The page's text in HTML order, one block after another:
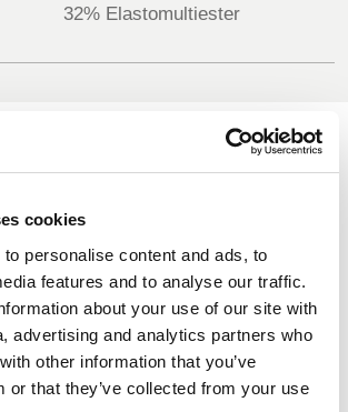
cookies
personalise content and ads, to
features and to analyse our traffic.
about your use of our site with
advertising and analytics partners who
other information that you’ve
or that they’ve collected from your use
REPUBLIC OF
32% Elastomultiester
kontaktieren Sie uns für Informationen
Service einschließlich derjenigen, die
meterage unterliegen können
Vis Orange
4130
Black
506